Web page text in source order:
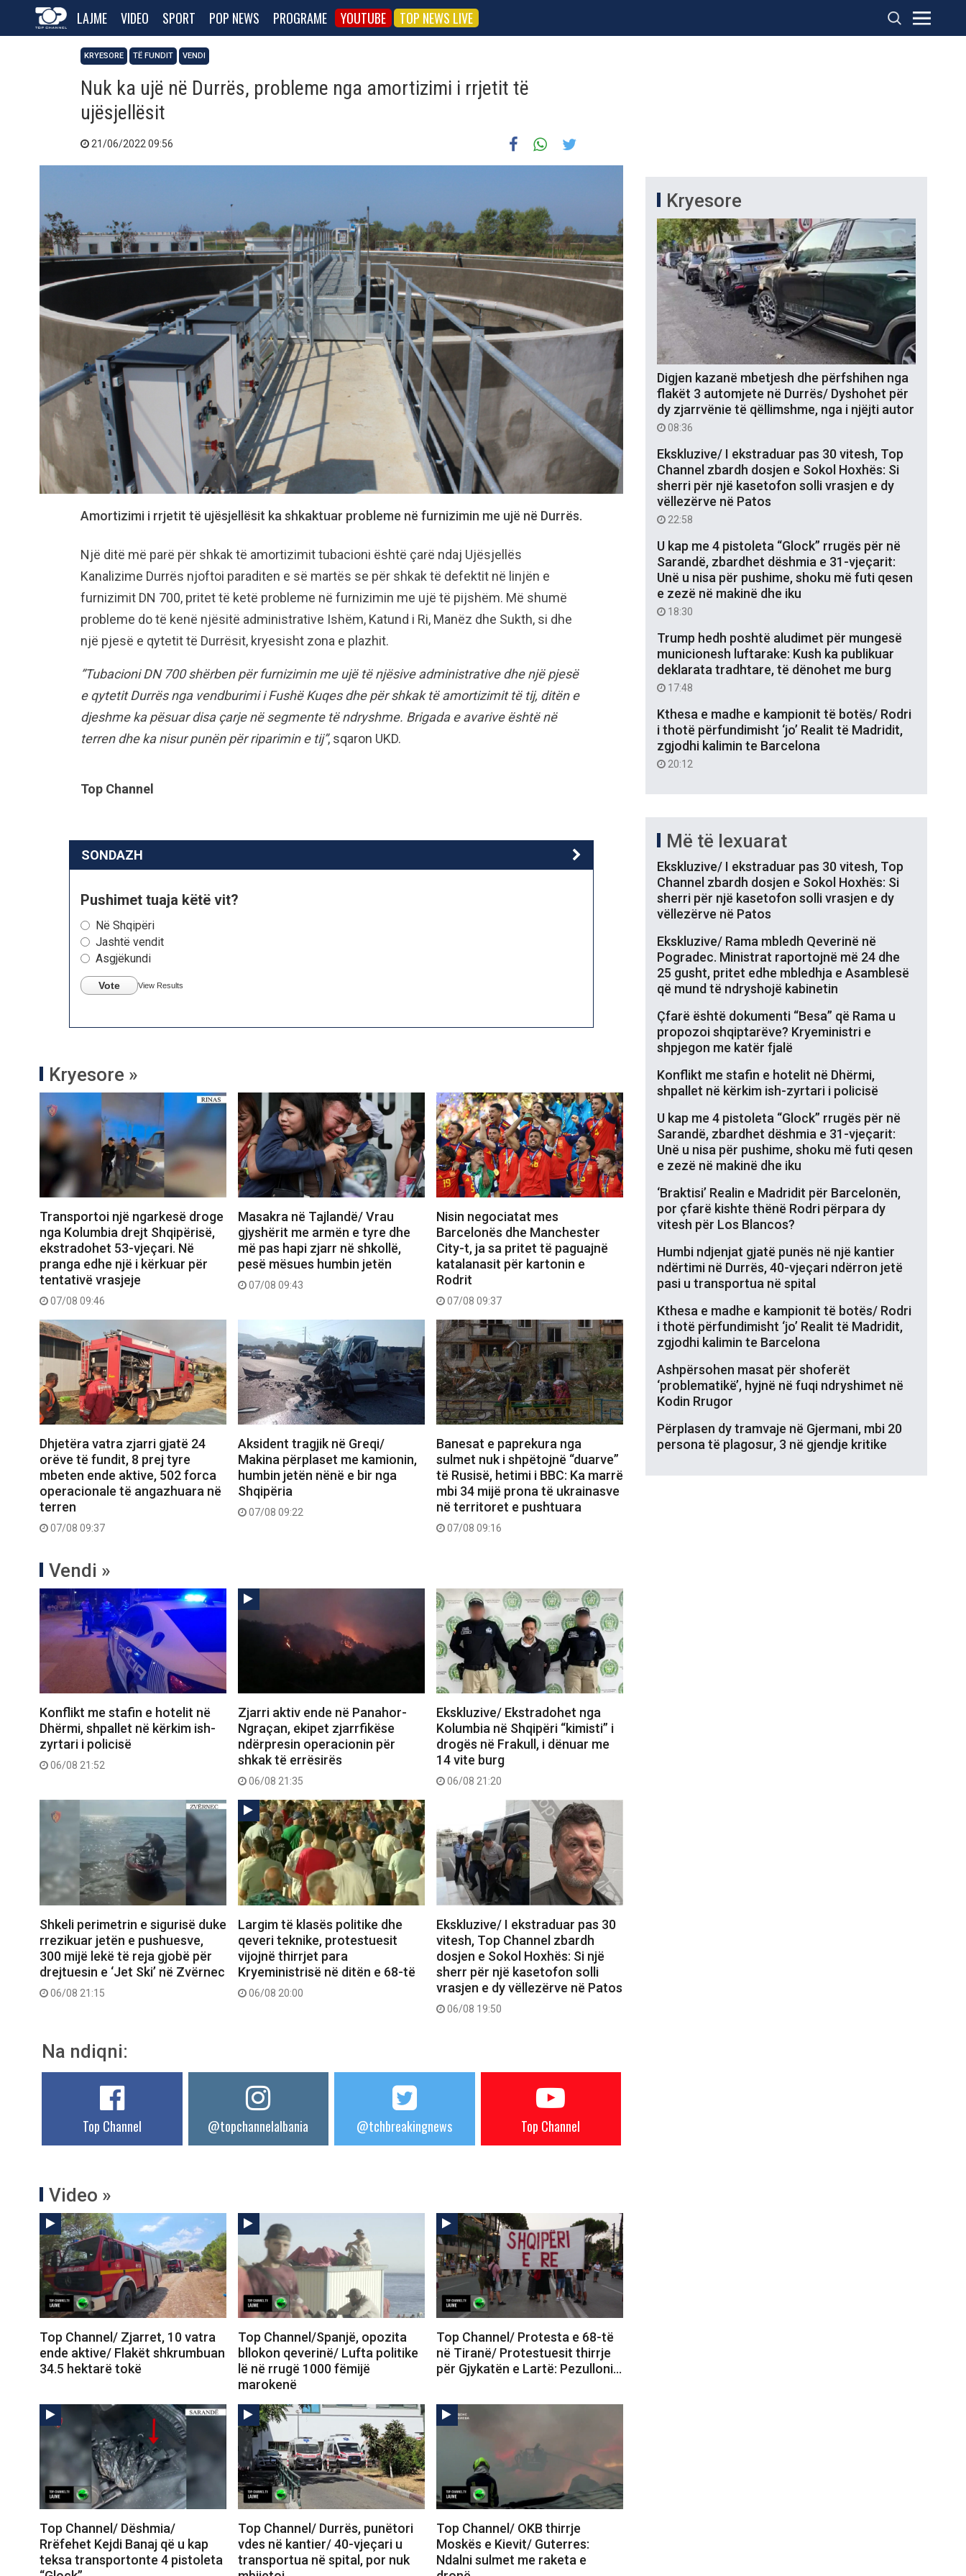
LAJME VIDEO SPORT POP NEWS PROGRAME YOUTUBE TOP NEWS LIVE
KRYESORE TË FUNDIT VENDI
Nuk ka ujë në Durrës, probleme nga amortizimi i rrjetit të
ujësjellësit
21/06/2022 09:56
Amortizimi i rrjetit të ujësjellësit ka shkaktuar probleme në furnizimin me ujë në Durrës.
Një ditë më parë për shkak të amortizimit tubacioni është çarë ndaj Ujësjellës
Kanalizime Durrës njoftoi paraditen e së martës se për shkak të defektit në linjën e
furnizimit DN 700, pritet të ketë probleme në furnizimin me ujë të pijshëm. Më shumë
probleme do të kenë njësitë administrative Ishëm, Katund i Ri, Manëz dhe Sukth, si dhe
një pjesë e qytetit të Durrësit, kryesisht zona e plazhit.
”Tubacioni DN 700 shërben për furnizimin me ujë të njësive administrative dhe një pjesë
e qytetit Durrës nga vendburimi i Fushë Kuqes dhe për shkak të amortizimit të tij, ditën e
djeshme ka pësuar disa çarje në segmente të ndryshme. Brigada e avarive është në
terren dhe ka nisur punën për riparimin e tij”, sqaron UKD.
Top Channel
SONDAZH
Pushimet tuaja këtë vit?
Në Shqipëri
Jashtë vendit
Asgjëkundi
Vote View Results
Kryesore »
Transportoi një ngarkesë droge
nga Kolumbia drejt Shqipërisë,
ekstradohet 53-vjeçari. Në
pranga edhe një i kërkuar për
tentativë vrasjeje
07/08 09:46
Masakra në Tajlandë/ Vrau
gjyshërit me armën e tyre dhe
më pas hapi zjarr në shkollë,
pesë mësues humbin jetën
07/08 09:43
Nisin negociatat mes
Barcelonës dhe Manchester
City-t, ja sa pritet të paguajnë
katalanasit për kartonin e
Rodrit
07/08 09:37
Dhjetëra vatra zjarri gjatë 24
orëve të fundit, 8 prej tyre
mbeten ende aktive, 502 forca
operacionale të angazhuara në
terren
07/08 09:37
Aksident tragjik në Greqi/
Makina përplaset me kamionin,
humbin jetën nënë e bir nga
Shqipëria
07/08 09:22
Banesat e paprekura nga
sulmet nuk i shpëtojnë “duarve”
të Rusisë, hetimi i BBC: Ka marrë
mbi 34 mijë prona të ukrainasve
në territoret e pushtuara
07/08 09:16
Vendi »
Konflikt me stafin e hotelit në
Dhërmi, shpallet në kërkim ish-
zyrtari i policisë
06/08 21:52
Zjarri aktiv ende në Panahor-
Ngraçan, ekipet zjarrfikëse
ndërpresin operacionin për
shkak të errësirës
06/08 21:35
Ekskluzive/ Ekstradohet nga
Kolumbia në Shqipëri “kimisti” i
drogës në Frakull, i dënuar me
14 vite burg
06/08 21:20
Shkeli perimetrin e sigurisë duke
rrezikuar jetën e pushuesve,
300 mijë lekë të reja gjobë për
drejtuesin e ‘Jet Ski’ në Zvërnec
06/08 21:15
Largim të klasës politike dhe
qeveri teknike, protestuesit
vijojnë thirrjet para
Kryeministrisë në ditën e 68-të
06/08 20:00
Ekskluzive/ I ekstraduar pas 30
vitesh, Top Channel zbardh
dosjen e Sokol Hoxhës: Si një
sherr për një kasetofon solli
vrasjen e dy vëllezërve në Patos
06/08 19:50
Na ndiqni:
Top Channel @topchannelalbania @tchbreakingnews Top Channel
Video »
Top Channel/ Zjarret, 10 vatra
ende aktive/ Flakët shkrumbuan
34.5 hektarë tokë
Top Channel/Spanjë, opozita
bllokon qeverinë/ Lufta politike
lë në rrugë 1000 fëmijë
marokenë
Top Channel/ Protesta e 68-të
në Tiranë/ Protestuesit thirrje
për Gjykatën e Lartë: Pezulloni…
Top Channel/ Dëshmia/
Rrëfehet Kejdi Banaj që u kap
teksa transportonte 4 pistoleta
Top Channel/ Durrës, punëtori
vdes në kantier/ 40-vjeçari u
transportua në spital, por nuk
Top Channel/ OKB thirrje
Moskës e Kievit/ Guterres:
Ndalni sulmet me raketa e
Kryesore
Digjen kazanë mbetjesh dhe përfshihen nga
flakët 3 automjete në Durrës/ Dyshohet për
dy zjarrvënie të qëllimshme, nga i njëjti autor
08:36
Ekskluzive/ I ekstraduar pas 30 vitesh, Top
Channel zbardh dosjen e Sokol Hoxhës: Si
sherri për një kasetofon solli vrasjen e dy
vëllezërve në Patos
22:58
U kap me 4 pistoleta “Glock” rrugës për në
Sarandë, zbardhet dëshmia e 31-vjeçarit:
Unë u nisa për pushime, shoku më futi qesen
e zezë në makinë dhe iku
18:30
Trump hedh poshtë aludimet për mungesë
municionesh luftarake: Kush ka publikuar
deklarata tradhtare, të dënohet me burg
17:48
Kthesa e madhe e kampionit të botës/ Rodri
i thotë përfundimisht ‘jo’ Realit të Madridit,
zgjodhi kalimin te Barcelona
20:12
Më të lexuarat
Ekskluzive/ I ekstraduar pas 30 vitesh, Top
Channel zbardh dosjen e Sokol Hoxhës: Si
sherri për një kasetofon solli vrasjen e dy
vëllezërve në Patos
Ekskluzive/ Rama mbledh Qeverinë në
Pogradec. Ministrat raportojnë më 24 dhe
25 gusht, pritet edhe mbledhja e Asamblesë
që mund të ndryshojë kabinetin
Çfarë është dokumenti “Besa” që Rama u
propozoi shqiptarëve? Kryeministri e
shpjegon me katër fjalë
Konflikt me stafin e hotelit në Dhërmi,
shpallet në kërkim ish-zyrtari i policisë
U kap me 4 pistoleta “Glock” rrugës për në
Sarandë, zbardhet dëshmia e 31-vjeçarit:
Unë u nisa për pushime, shoku më futi qesen
e zezë në makinë dhe iku
‘Braktisi’ Realin e Madridit për Barcelonën,
por çfarë kishte thënë Rodri përpara dy
vitesh për Los Blancos?
Humbi ndjenjat gjatë punës në një kantier
ndërtimi në Durrës, 40-vjeçari ndërron jetë
pasi u transportua në spital
Kthesa e madhe e kampionit të botës/ Rodri
i thotë përfundimisht ‘jo’ Realit të Madridit,
zgjodhi kalimin te Barcelona
Ashpërsohen masat për shoferët
‘problematikë’, hyjnë në fuqi ndryshimet në
Kodin Rrugor
Përplasen dy tramvaje në Gjermani, mbi 20
persona të plagosur, 3 në gjendje kritike